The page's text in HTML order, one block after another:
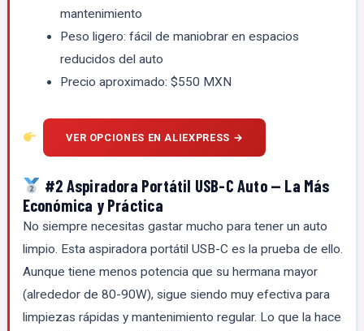
mantenimiento
Peso ligero: fácil de maniobrar en espacios
reducidos del auto
Precio aproximado: $550 MXN
VER OPCIONES EN ALIEXPRESS →
#2 Aspiradora Portátil USB-C Auto — La Más
Económica y Práctica
No siempre necesitas gastar mucho para tener un auto
limpio. Esta aspiradora portátil USB-C es la prueba de ello.
Aunque tiene menos potencia que su hermana mayor
(alrededor de 80-90W), sigue siendo muy efectiva para
limpiezas rápidas y mantenimiento regular. Lo que la hace